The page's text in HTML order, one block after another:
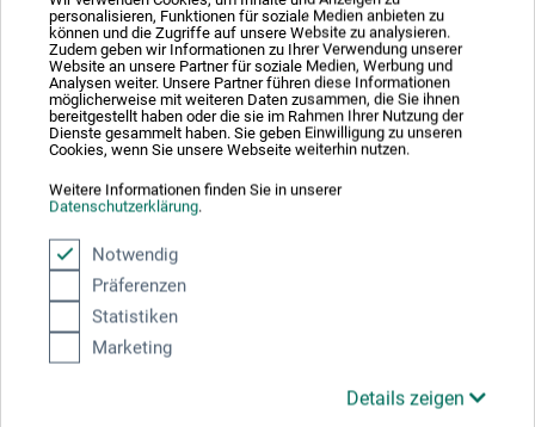
personalisieren, Funktionen für soziale Medien anbieten zu
können und die Zugriffe auf unsere Website zu analysieren.
Zudem geben wir Informationen zu Ihrer Verwendung unserer
Website an unsere Partner für soziale Medien, Werbung und
Analysen weiter. Unsere Partner führen diese Informationen
möglicherweise mit weiteren Daten zusammen, die Sie ihnen
bereitgestellt haben oder die sie im Rahmen Ihrer Nutzung der
Dienste gesammelt haben. Sie geben Einwilligung zu unseren
Cookies, wenn Sie unsere Webseite weiterhin nutzen.
Weitere Informationen finden Sie in unserer
Datenschutzerklärung.
Notwendig
Präferenzen
Statistiken
Marketing
Details zeigen
Schreiben Sie die erste Bewertung zu diesem Produkt
JETZT PRODUKT BEWERTEN
Hersteller-Kontakt
Hier finden Sie die Kontaktdaten des Herstellers zu